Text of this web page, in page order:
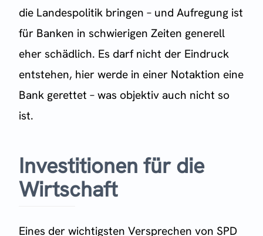
die Landespolitik bringen – und Aufregung ist
für Banken in schwierigen Zeiten generell
eher schädlich. Es darf nicht der Eindruck
entstehen, hier werde in einer Notaktion eine
Bank gerettet – was objektiv auch nicht so
ist.
Investitionen für die
Wirtschaft
Eines der wichtigsten Versprechen von SPD